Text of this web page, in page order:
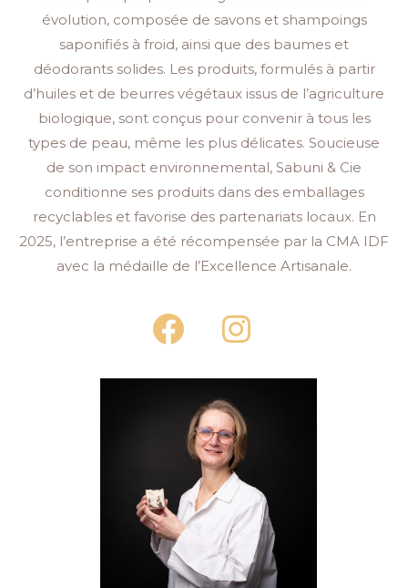
évolution, composée de savons et shampoings
saponifiés à froid, ainsi que des baumes et
déodorants solides. Les produits, formulés à partir
d’huiles et de beurres végétaux issus de l’agriculture
biologique, sont conçus pour convenir à tous les
types de peau, même les plus délicates. Soucieuse
de son impact environnemental, Sabuni & Cie
conditionne ses produits dans des emballages
recyclables et favorise des partenariats locaux. En
2025, l’entreprise a été récompensée par la CMA IDF
avec la médaille de l’Excellence Artisanale.
F
a
c
b
o
k
I
n
s
t
a
g
r
a
m